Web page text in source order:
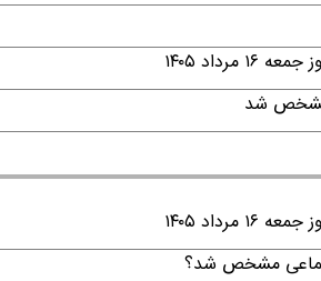
۱۴۰۵
مشخص شد
۱۴۰۵
مشخص شد؟